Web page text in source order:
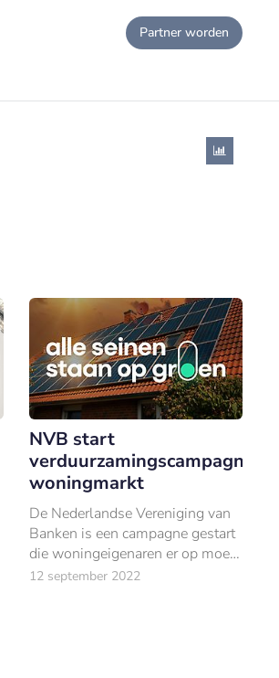
Partner worden
NVB start
verduurzamingscampagne
woningmarkt
De Nederlandse Vereniging van
Banken is een campagne gestart
die woningeigenaren er op moet
wijzen dat hun bank of
12 september 2022